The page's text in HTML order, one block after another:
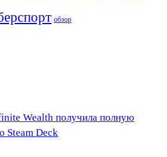
обзор
Wealth получила полную
Steam Deck